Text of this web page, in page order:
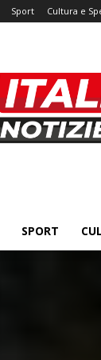
Sport Cultura e
SPORT